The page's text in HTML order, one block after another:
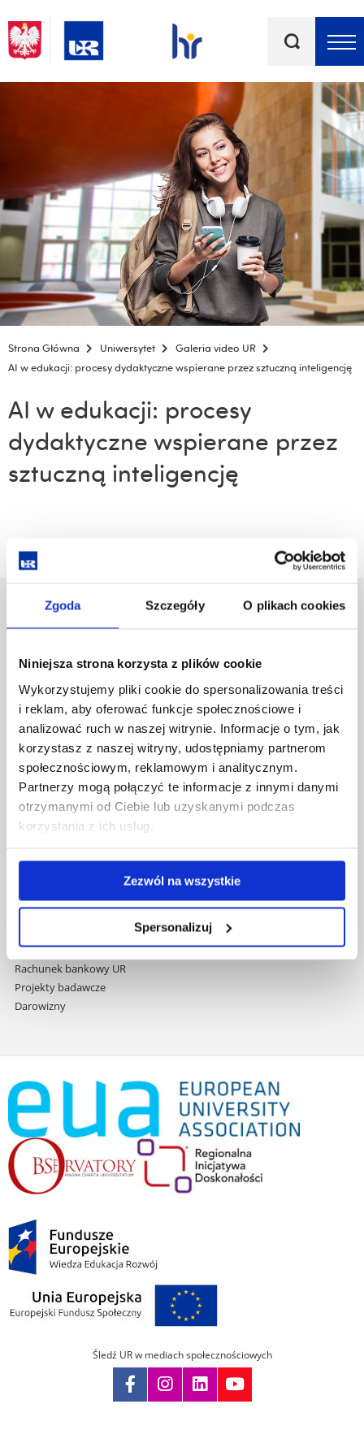
Zgoda Szczegóły O plikach cookies
Niniejsza strona korzysta z plików cookie
Wykorzystujemy pliki cookie do spersonalizowania treści
i reklam, aby oferować funkcje społecznościowe i
analizować ruch w naszej witrynie. Informacje o tym, jak
korzystasz z naszej witryny, udostępniamy partnerom
społecznościowym, reklamowym i analitycznym.
Partnerzy mogą połączyć te informacje z innymi danymi
otrzymanymi od Ciebie lub uzyskanymi podczas
korzystania z ich usług.
Zezwól na wszystkie
Spersonalizuj
kluczowe
Strona Główna Uniwersytet
Galeria video UR
AI w edukacji: procesy dydaktyczne wspierane przez sztuczną inteligencję
AI w edukacji: procesy
dydaktyczne wspierane przez
sztuczną inteligencję
Uniwersytet Rzeszowski
Al. Tadeusza Rejtana 16C
Pomiń
nawigację
przejdź
do
treści
Polityka prywatności
Mapa serwisu
Biblioteka
Wydawnictwo
Covid info
Studia podyplomowe
Praca na UR
Zamówienia publiczne
Fundusze strukturalne
Projekty realizowane z KPO
Domy studenta
Deklaracja dostępności cyfrowej
Rachunek bankowy UR
Projekty badawcze
Darowizny
Śledź UR w mediach społecznościowych